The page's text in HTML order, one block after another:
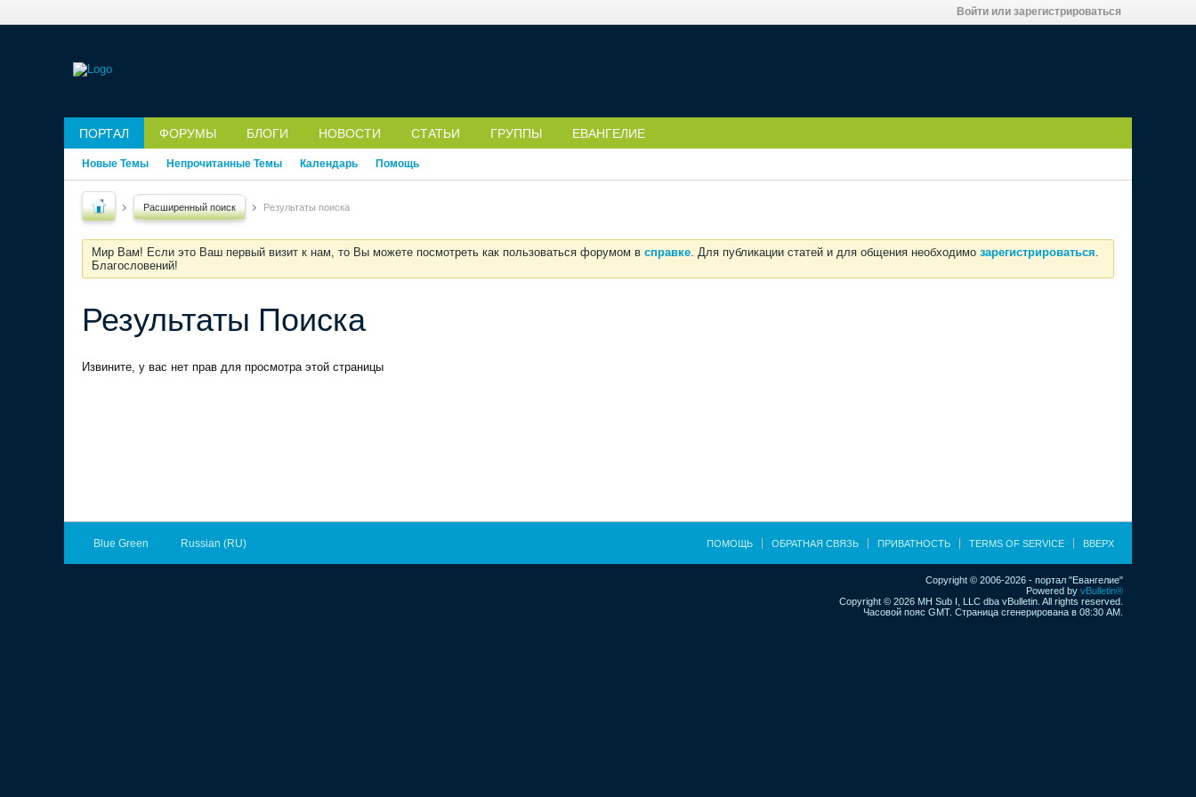
Войти или зарегистрироваться
ПОРТАЛ ФОРУМЫ БЛОГИ НОВОСТИ СТАТЬИ ГРУППЫ ЕВАНГЕЛИЕ
Новые Темы Непрочитанные Темы Календарь Помощь
Расширенный поиск Результаты поиска
Мир Вам! Если это Ваш первый визит к нам, то Вы можете посмотреть как пользоваться форумом в справке. Для публикации статей и для общения необходимо зарегистрироваться.
Благословений!
Результаты Поиска
Извините, у вас нет прав для просмотра этой страницы
Blue Green Russian (RU) ПОМОЩЬ ОБРАТНАЯ СВЯЗЬ ПРИВАТНОСТЬ TERMS OF SERVICE ВВЕРХ
Copyright © 2006-2026 - портал "Евангелие"
Powered by vBulletin®
Copyright © 2026 MH Sub I, LLC dba vBulletin. All rights reserved.
Часовой пояс GMT. Страница сгенерирована в 08:30 AM.